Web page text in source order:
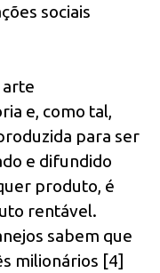
sociais
arte
e, como tal,
para ser
e difundido
produto, é
rentável.
sabem que
milionários [4]